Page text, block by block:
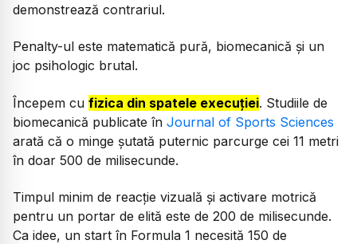
demonstrează contrariul.
Penalty-ul este matematică pură, biomecanică și un
joc psihologic brutal.
Începem cu fizica din spatele execuției. Studiile de
biomecanică publicate în Journal of Sports Sciences
arată că o minge șutată puternic parcurge cei 11 metri
în doar 500 de milisecunde.
Timpul minim de reacție vizuală și activare motrică
pentru un portar de elită este de 200 de milisecunde.
Ca idee, un start în Formula 1 necesită 150 de